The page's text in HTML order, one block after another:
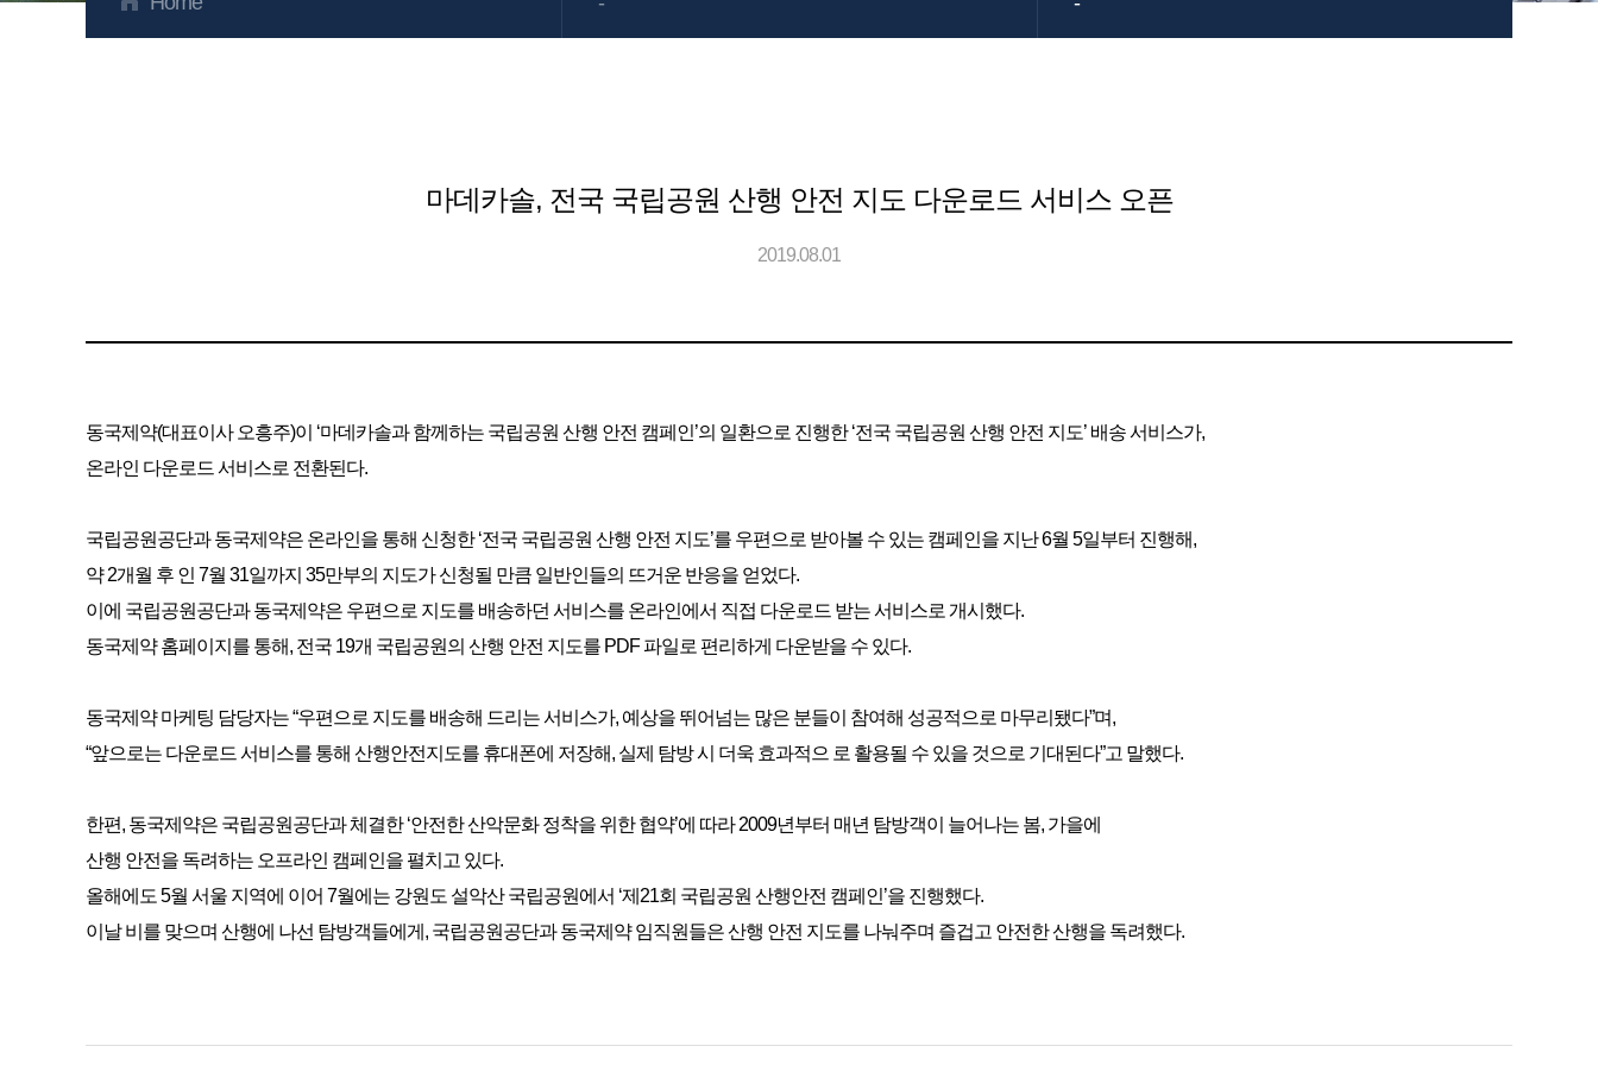
마데카솔, 전국 국립공원 산행 안전 지도 다운로드 서비스 오픈
2019.08.01
동국제약(대표이사 오흥주)이 ‘마데카솔과 함께하는 국립공원 산행 안전 캠페인’의 일환으로 진행한 ‘전국 국립공원 산행 안전 지도’ 배송 서비스가,
온라인 다운로드 서비스로 전환된다.
국립공원공단과 동국제약은 온라인을 통해 신청한 ‘전국 국립공원 산행 안전 지도’를 우편으로 받아볼 수 있는 캠페인을 지난 6월 5일부터 진행해,
약 2개월 후 인 7월 31일까지 35만부의 지도가 신청될 만큼 일반인들의 뜨거운 반응을 얻었다.
이에 국립공원공단과 동국제약은 우편으로 지도를 배송하던 서비스를 온라인에서 직접 다운로드 받는 서비스로 개시했다.
동국제약 홈페이지를 통해, 전국 19개 국립공원의 산행 안전 지도를 PDF 파일로 편리하게 다운받을 수 있다.
동국제약 마케팅 담당자는 “우편으로 지도를 배송해 드리는 서비스가, 예상을 뛰어넘는 많은 분들이 참여해 성공적으로 마무리됐다”며,
“앞으로는 다운로드 서비스를 통해 산행안전지도를 휴대폰에 저장해, 실제 탐방 시 더욱 효과적으 로 활용될 수 있을 것으로 기대된다”고 말했다.
한편, 동국제약은 국립공원공단과 체결한 ‘안전한 산악문화 정착을 위한 협약’에 따라 2009년부터 매년 탐방객이 늘어나는 봄, 가을에
산행 안전을 독려하는 오프라인 캠페인을 펼치고 있다.
올해에도 5월 서울 지역에 이어 7월에는 강원도 설악산 국립공원에서 ‘제21회 국립공원 산행안전 캠페인’을 진행했다.
이날 비를 맞으며 산행에 나선 탐방객들에게, 국립공원공단과 동국제약 임직원들은 산행 안전 지도를 나눠주며 즐겁고 안전한 산행을 독려했다.